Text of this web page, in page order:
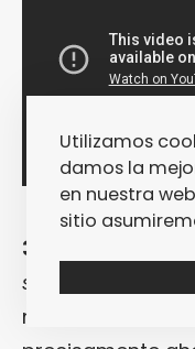
3. SOY UNA
sol… soy una flor
necesitando
Utilizamos
damos la
en nuestra
sitio